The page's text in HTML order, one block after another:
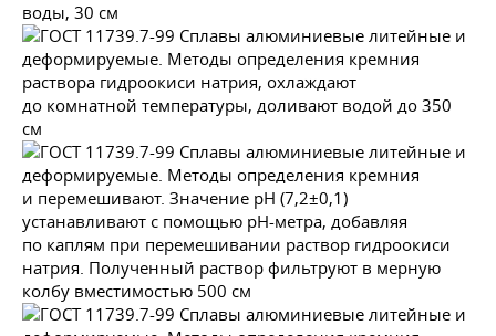
воды, 30 см
раствора гидроокиси натрия, охлаждают
до комнатной температуры, доливают водой до 350
см
и перемешивают. Значение рН (7,2±0,1)
устанавливают с помощью рН-метра, добавляя
по каплям при перемешивании раствор гидроокиси
натрия. Полученный раствор фильтруют в мерную
колбу вместимостью 500 см